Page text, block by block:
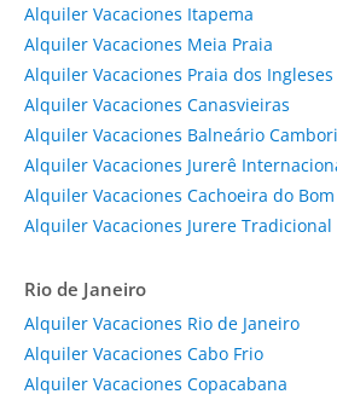
Alquiler Vacaciones Itapema
Alquiler Vacaciones Meia Praia
Alquiler Vacaciones Praia dos Ingleses
Alquiler Vacaciones Canasvieiras
Alquiler Vacaciones Balneário
Alquiler Vacaciones Jurerê
Alquiler Vacaciones Cachoeira do Bom
Alquiler Vacaciones Jurere Tradicional
Rio de Janeiro
Alquiler Vacaciones Rio de Janeiro
Alquiler Vacaciones Cabo Frio
Alquiler Vacaciones Copacabana